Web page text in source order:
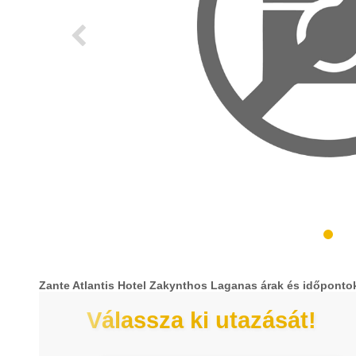
Zante Atlantis Hotel Zakynthos Laganas árak és
Válassza ki utazását!